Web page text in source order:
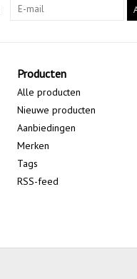
Producten
Alle producten
Nieuwe producten
Aanbiedingen
Merken
Tags
RSS-feed